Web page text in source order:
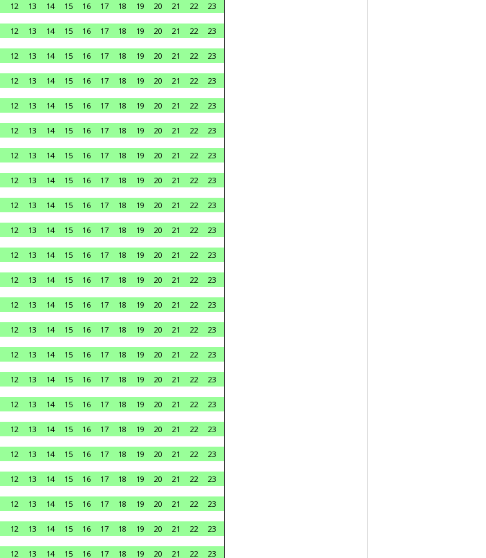
12 13 14 15 16 17 18 19 20 21 22
23
12 13 14 15 16 17 18 19 20 21 22
23
12 13 14 15 16 17 18 19 20 21 22
23
12 13 14 15 16 17 18 19 20 21 22
23
12 13 14 15 16 17 18 19 20 21 22
23
12 13 14 15 16 17 18 19 20 21 22
23
12 13 14 15 16 17 18 19 20 21 22
23
12 13 14 15 16 17 18 19 20 21 22
23
12 13 14 15 16 17 18 19 20 21 22
23
12 13 14 15 16 17 18 19 20 21 22
23
12 13 14 15 16 17 18 19 20 21 22
23
12 13 14 15 16 17 18 19 20 21 22
23
12 13 14 15 16 17 18 19 20 21 22
23
12 13 14 15 16 17 18 19 20 21 22
23
12 13 14 15 16 17 18 19 20 21 22
23
12 13 14 15 16 17 18 19 20 21 22
23
12 13 14 15 16 17 18 19 20 21 22
23
12 13 14 15 16 17 18 19 20 21 22
23
12 13 14 15 16 17 18 19 20 21 22
23
12 13 14 15 16 17 18 19 20 21 22
23
12 13 14 15 16 17 18 19 20 21 22
23
12 13 14 15 16 17 18 19 20 21 22
23
12 13 14 15 16 17 18 19 20 21 22
23